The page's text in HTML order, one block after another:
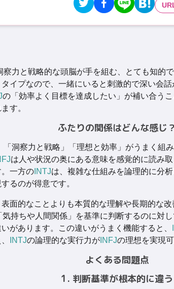
察力と戦略的な頭脳が手を組む、とても知的
タイプなので、一緒にいると刺激的で深い会話
の「効率よく目標を達成したい」が補い合う
す。
ふたりの関係はどんな感じ？
「洞察力と戦略」「理想と効率」がうまく組
は人や状況の奥にある意味を感覚的に読み
一方の INTJは、複雑な仕組みを論理的に分
るのが得意です。
面的なことよりも本質的な理解や長期的な
気持ちや人間関係」を基準に判断するのに対し
があります。この違いがうまく機能すると、
INTJの論理的な実行力が INFJの理想を実現
よくある問題点
1. 判断基準が根本的に違う